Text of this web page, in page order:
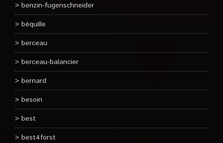
benzin-fugenschneider
béquille
berceau
berceau-balancier
bernard
besoin
best
best4forst